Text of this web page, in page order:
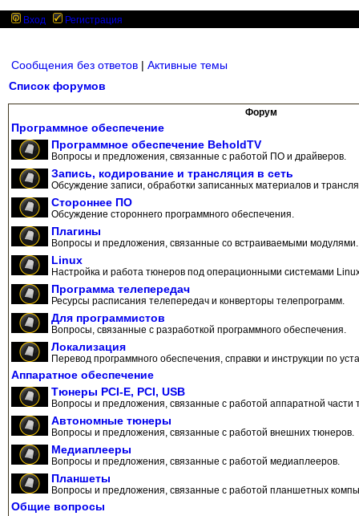
Вход Регистрация
Сообщения без ответов | Активные темы
Список форумов
Форум
Программное обеспечение
Программное обеспечение BeholdTV
Вопросы и предложения, связанные с работой ПО и драйверов.
Запись, кодирование и трансляция в сеть
Обсуждение записи, обработки записанных материалов и
Стороннее ПО
Обсуждение стороннего программного обеспечения.
Плагины
Вопросы и предложения, связанные со встраиваемыми модулями.
Linux
Настройка и работа тюнеров под операционными системами
Программа телепередач
Ресурсы расписания телепередач и конверторы телепрограмм.
Для программистов
Вопросы, связанные с разработкой программного обеспечения.
Локализация
Перевод программного обеспечения, справки и инструкции по
Аппаратное обеспечение
Тюнеры PCI-E, PCI, USB
Вопросы и предложения, связанные с работой аппаратной части
Автономные тюнеры
Вопросы и предложения, связанные с работой внешних тюнеров.
Медиаплееры
Вопросы и предложения, связанные с работой медиаплееров.
Планшеты
Вопросы и предложения, связанные с работой планшетных
Общие вопросы